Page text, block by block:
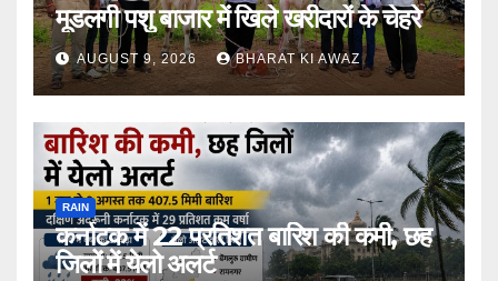
मूडलगी पशु बाजार में खिले खरीदारों के चेहरे
AUGUST 9, 2026 BHARAT KI AWAZ
RAIN
कर्नाटक में 22 प्रतिशत बारिश की कमी, छह
जिलों में येलो अलर्ट